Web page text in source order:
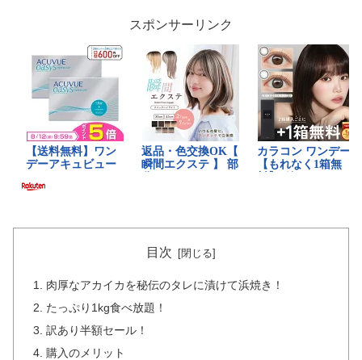
スポンサーリンク
目次
肉厚なアカイカを秘伝のタレに漬けて浜焼き！
たっぷり1kg食べ放題！
訳あり半額セール！
購入のメリット